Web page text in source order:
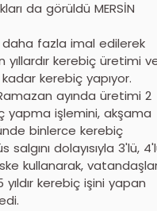
da görüldü MERSİN
fazla imal edilerek
kerebiç üretimi
kerebiç yapıyor.
ayında üretimi 2
yapma işlemini, akşama
binlerce kerebiç
dolayısıyla 3'lü,
kullanarak,
kerebiç işini yapan